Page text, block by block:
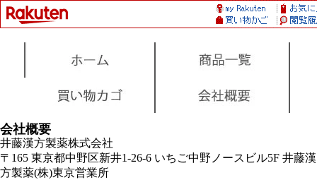
会社概要
井藤漢方製薬株式会社
〒165 東京都中野区新井1-26-6 いちご中野ノースビル5F 井藤漢
方製薬(株)東京営業所